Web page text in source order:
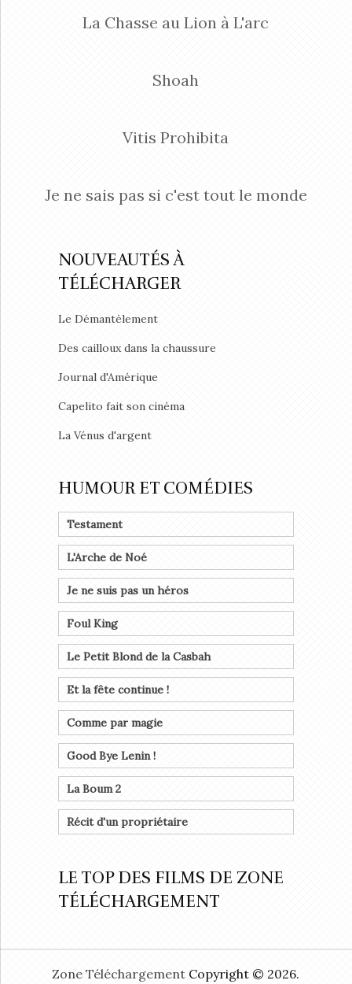
La Chasse au Lion à L'arc
Shoah
Vitis Prohibita
Je ne sais pas si c'est tout le monde
NOUVEAUTÉS À
TÉLÉCHARGER
Le Démantèlement
Des cailloux dans la chaussure
Journal d'Amérique
Capelito fait son cinéma
La Vénus d'argent
HUMOUR ET COMÉDIES
Testament
L'Arche de Noé
Je ne suis pas un héros
Foul King
Le Petit Blond de la Casbah
Et la fête continue !
Comme par magie
Good Bye Lenin !
La Boum 2
Récit d'un propriétaire
LE TOP DES FILMS DE ZONE
TÉLÉCHARGEMENT
Zone Téléchargement Copyright © 2026.